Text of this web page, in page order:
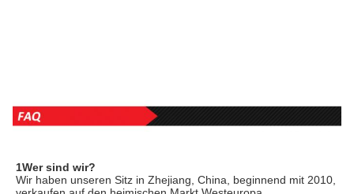
1Wer sind wir?
Wir haben unseren Sitz in Zhejiang, China, beginnend mit 2010,